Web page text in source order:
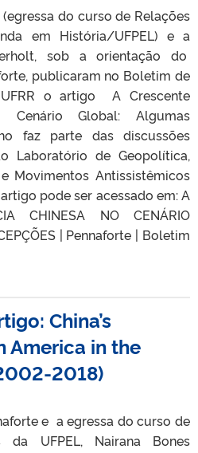
do curso de Relações
em História/UFPEL) e a
sob a orientação do
publicaram no Boletim de
o artigo A Crescente
Cenário Global: Algumas
faz parte das discussões
Laboratório de Geopolítica,
Movimentos Antissistêmicos
pode ser acessado em: A
CHINESA NO CENÁRIO
| Pennaforte | Boletim
China’s
America in the
2018)
e a egressa do curso de
da UFPEL, Nairana Bones